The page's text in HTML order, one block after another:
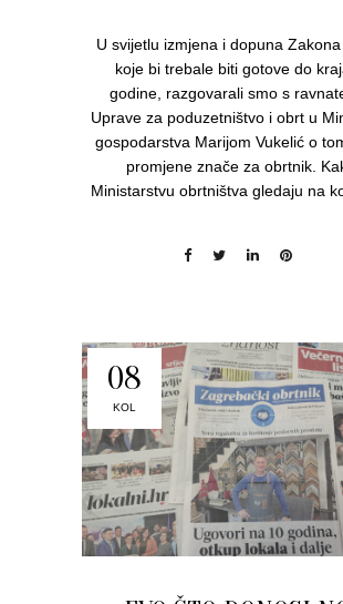
U svijetlu izmjena i dopuna Zakona
koje bi trebale biti gotove do
godine, razgovarali smo s
Uprave za poduzetništvo i obrt u
gospodarstva Marijom Vukelić o
promjene znače za obrtnik.
Ministarstvu obrtništva gledaju na
08
KOL